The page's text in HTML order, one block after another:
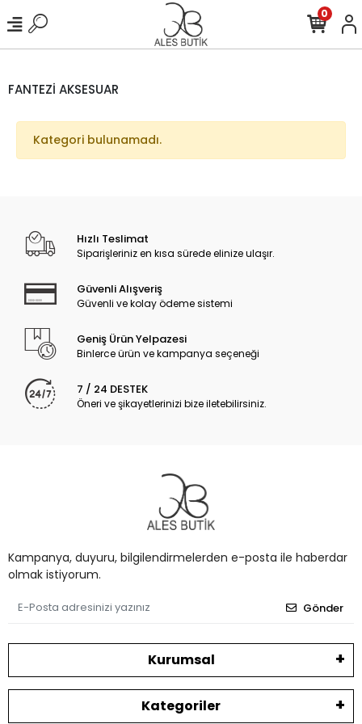
0
FANTEZİ AKSESUAR
Kategori bulunamadı.
Hızlı Teslimat
Siparişleriniz en kısa sürede elinize ulaşır.
Güvenli Alışveriş
Güvenli ve kolay ödeme sistemi
Geniş Ürün Yelpazesi
Binlerce ürün ve kampanya seçeneği
7 / 24 DESTEK
Öneri ve şikayetlerinizi bize iletebilirsiniz.
Kampanya, duyuru, bilgilendirmelerden e-posta ile haberdar
olmak istiyorum.
Gönder
Kurumsal
Kategoriler